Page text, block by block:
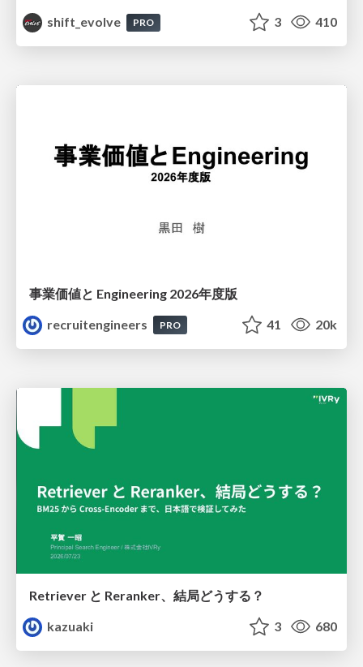
shift_evolve
PRO 3 410
事業価値と Engineering 2026年度版
recruitengineers
PRO 41 20k
Retriever と Reranker、結局どうする？
kazuaki
3 680